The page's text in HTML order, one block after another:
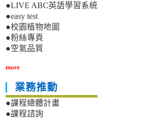
●LIVE ABC英語學習系統
●easy test
●校園植物地圖
●粉絲專頁
●空氣品質
more
業務推動
●課程總體計畫
●課程諮詢